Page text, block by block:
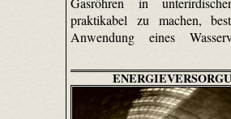
praktikabel zu machen,
Anwendung eines